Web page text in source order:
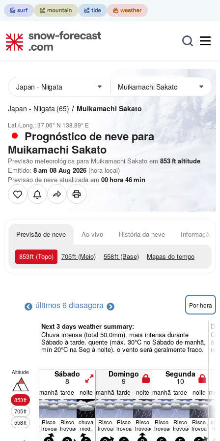
Japan - Niigata (65) Muikamachi Sakato
Lat./Long.:37.06° N 138.89° E
Prognóstico de neve para
Muikamachi Sakato
Previsão meteorológica para Muikamachi Sakato em 853ft altitude
Emitido: 8 am 08 Aug 2026 (hora local)
Previsão de neve atualizada em 00hora 46min
Previsão de neve Ao vivo História da neve Informação
853ft (Topo) 705ft (Meio) 558ft (Base) Mapas do tempo
últimos 6 diasagora Por hora
Next 3 days weather summary:
Chuva intensa (total 50.0mm), mais intensa durante
Sábado à tarde. quente (máx. 30°C no Sábado de manhã,
mín 20°C na Seg à noite). o vento será geralmente fraco.
à
na
Altitude
853ft
705ft
558ft
Sábado
8
Domingo
9
Segunda
10
manhã tarde noite manhã tarde noite manhã tarde noite
Risco
Trovoada
Risco
Trovoada
chuva
mod.
Risco
Trovoada
Risco
Trovoada
Risco
Trovoada
Risco
Trovoada
Risco
Trovoada
Risco
Trovoada